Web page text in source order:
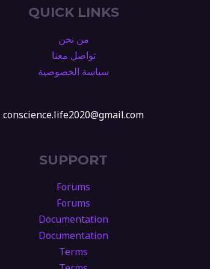
QUICK LINKS
من نحن
تواصل معنا
سياسة الخصوصية
conscience.life2020@gmail.com
SUPPORT
Forums
Forums
Documentation
Documentation
Terms